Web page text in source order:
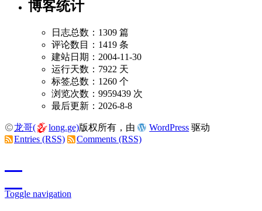
博客统计
日志总数：1309 篇
评论数目：1419 条
建站日期：2004-11-30
运行天数：7922 天
标签总数：1260 个
浏览次数：9959439 次
最后更新：2026-8-8
龙哥( long.ge)版权所有，由 WordPress 驱动
Entries (RSS)
Comments (RSS)
Toggle navigation